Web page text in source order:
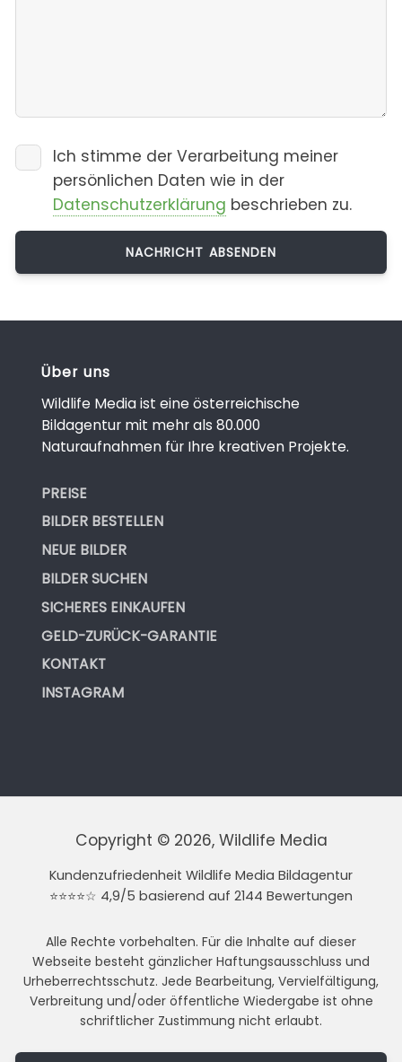
Ich stimme der Verarbeitung meiner
persönlichen Daten wie in der
Datenschutzerklärung beschrieben zu.
Über uns
Wildlife Media ist eine österreichische
Bildagentur mit mehr als 80.000
Naturaufnahmen für Ihre kreativen Projekte.
PREISE
BILDER BESTELLEN
NEUE BILDER
BILDER SUCHEN
SICHERES EINKAUFEN
GELD-ZURÜCK-GARANTIE
KONTAKT
INSTAGRAM
Copyright © 2026, Wildlife Media
Kundenzufriedenheit Wildlife Media Bildagentur
⭐⭐⭐⭐☆ 4,9/5 basierend auf 2144 Bewertungen
Alle Rechte vorbehalten. Für die Inhalte auf dieser
Webseite besteht gänzlicher Haftungsausschluss und
Urheberrechtsschutz. Jede Bearbeitung, Vervielfältigung,
Verbreitung und/oder öffentliche Wiedergabe ist ohne
schriftlicher Zustimmung nicht erlaubt.